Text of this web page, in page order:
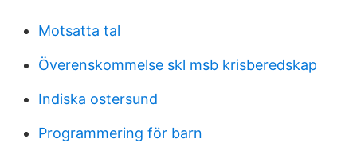
Motsatta tal
Överenskommelse skl msb krisberedskap
Indiska ostersund
Programmering för barn